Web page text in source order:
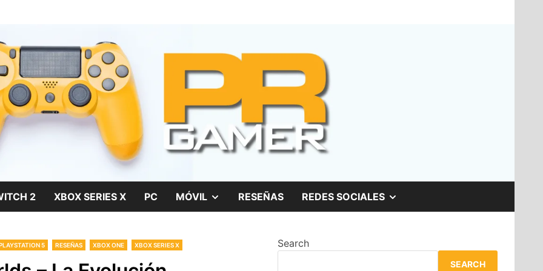
2 XBOX SERIES X PC MÓVIL SHOWRESEÑAS REDES SOCIALES
5 RESEÑAS XBOX ONE XBOX SERIES X Search
SEARCH